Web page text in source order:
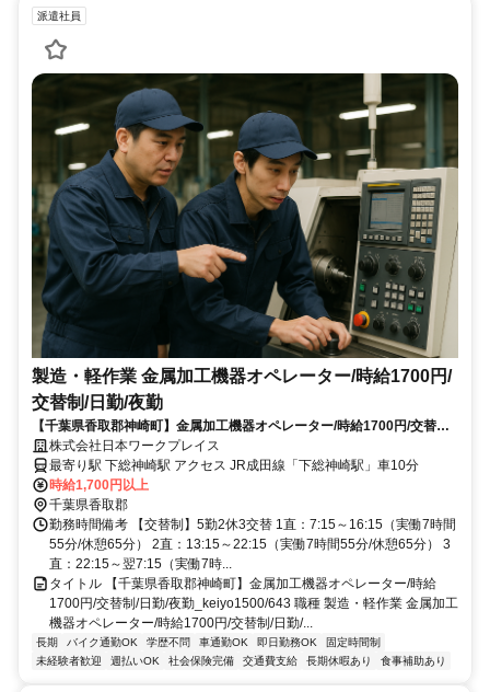
派遣社員
製造・軽作業 金属加工機器オペレーター/時給1700円/
交替制/日勤/夜勤
【千葉県香取郡神崎町】金属加工機器オペレーター/時給1700円/交替制/
日勤/夜勤_keiyo1500/643
株式会社日本ワークプレイス
最寄り駅 下総神崎駅 アクセス JR成田線「下総神崎駅」車10分
時給1,700円以上
千葉県香取郡
勤務時間備考 【交替制】5勤2休3交替 1直：7:15～16:15（実働7時間
55分/休憩65分） 2直：13:15～22:15（実働7時間55分/休憩65分） 3
直：22:15～翌7:15（実働7時...
タイトル 【千葉県香取郡神崎町】金属加工機器オペレーター/時給
1700円/交替制/日勤/夜勤_keiyo1500/643 職種 製造・軽作業 金属加工
機器オペレーター/時給1700円/交替制/日勤/...
長期 バイク通勤OK 学歴不問 車通勤OK 即日勤務OK
固定時間制
未経験者歓迎
週払いOK 社会保険完備 交通費支給 長期休暇あり 食事補助あり